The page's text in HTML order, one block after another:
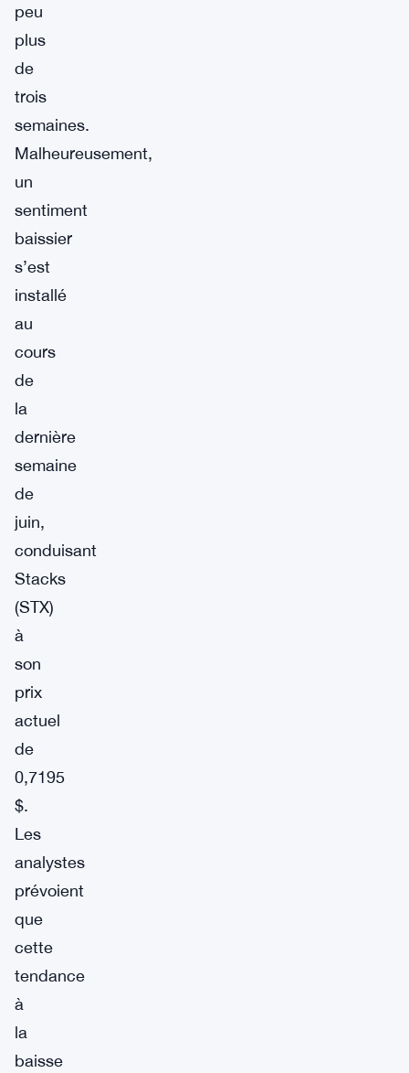
peu
plus
de
trois
semaines.
Malheureusement,
un
sentiment
baissier
s’est
installé
au
cours
de
la
dernière
semaine
de
juin,
conduisant
Stacks
(STX)
à
son
prix
actuel
de
0,7195
$.
Les
analystes
prévoient
que
cette
tendance
à
la
baisse